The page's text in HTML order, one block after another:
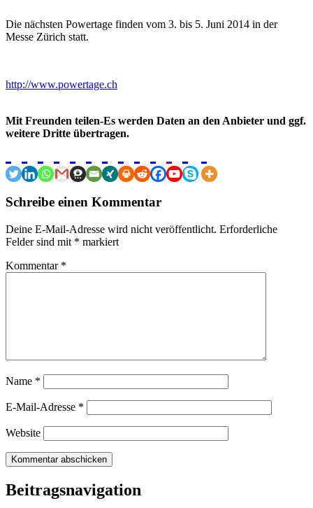
Die nächsten Powertage finden vom 3. bis 5. Juni 2014 in der
Messe Zürich statt.
http://www.powertage.ch
Mit Freunden teilen-Es werden Daten an den Anbieter und ggf.
weitere Dritte übertragen.
Schreibe einen Kommentar
Deine E-Mail-Adresse wird nicht veröffentlicht. Erforderliche
Felder sind mit * markiert
Kommentar *
Name *
E-Mail-Adresse *
Website
Beitragsnavigation